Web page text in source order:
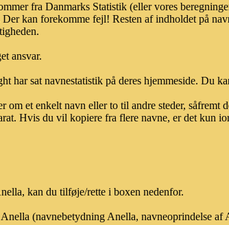
fra Danmarks Statistik (eller vores
kan forekomme fejl! Resten af indholdet på
ansvar.
har sat navnestatistik på deres hjemmeside. Du
et enkelt navn eller to til andre steder, såfremt
Hvis du vil kopiere fra flere navne, er det kun
kan du tilføje/rette i boxen nedenfor.
(navnebetydning Anella, navneoprindelse af